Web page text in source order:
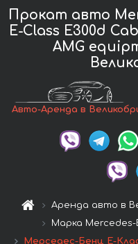
Прокат авто
E-Class E300d
AMG
Авто-Аренда в
Аренда авто в
Марка Mercedes-
Мерседес-Бенц Е-